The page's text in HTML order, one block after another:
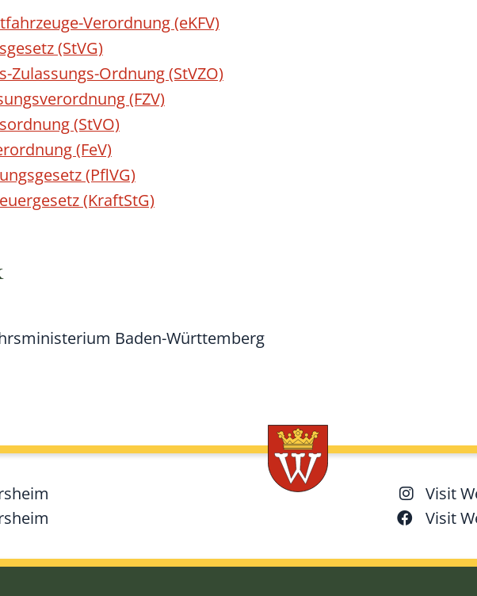
Verordnung (eKFV)
(StVG)
Zulassungs-Ordnung (StVZO)
(FZV)
(StVO)
(FeV)
(PflVG)
(KraftStG)
Baden-Württemberg
Visit
Visit